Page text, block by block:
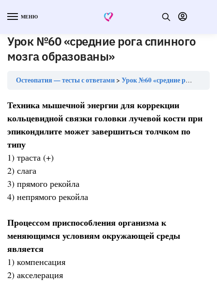
МЕНЮ
Урок №60 «средние рога спинного
мозга образованы»
Остеопатия — тесты с ответами Урок №60 «средние рога спинного мозга образованы»
Техника мышечной энергии для коррекции
кольцевидной связки головки лучевой кости при
эпикондилите может завершиться толчком по
типу
1) траста (+)
2) слага
3) прямого рекойла
4) непрямого рекойла
Процессом приспособления организма к
меняющимся условиям окружающей среды
является
1) компенсация
2) акселерация